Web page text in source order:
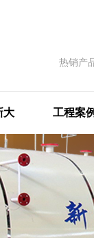
热销产
大 工程案